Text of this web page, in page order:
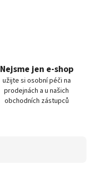
Nejsme jen e-shop
užijte si osobní péči na
prodejnách a u našich
obchodních zástupců